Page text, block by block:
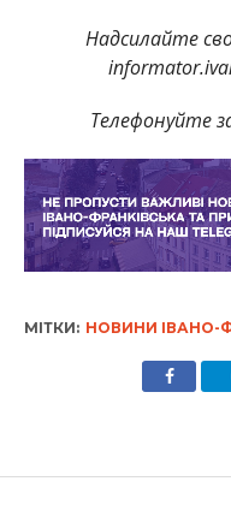
Надсилайте
Телефонуйте
МІТКИ: НОВИНИ ІВАНО-